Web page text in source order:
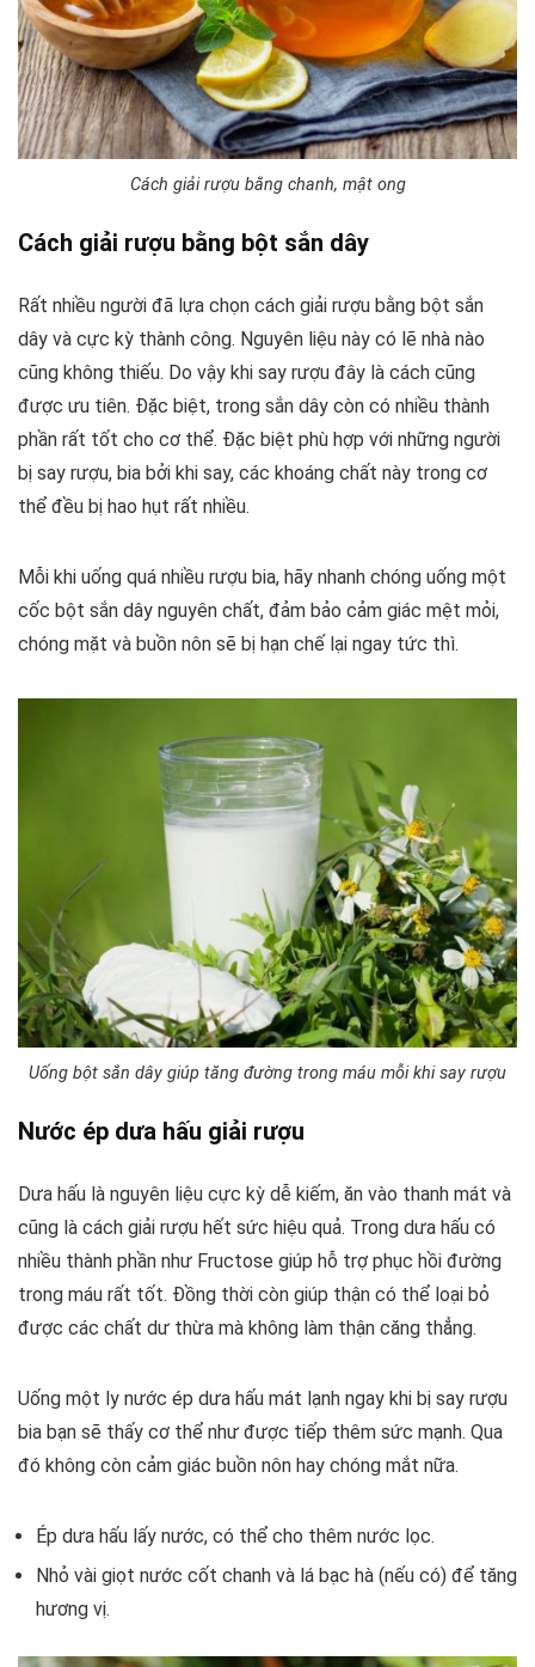
Cách giải rượu bằng chanh, mật ong
Cách giải rượu bằng bột sắn dây
Rất nhiều người đã lựa chọn cách giải rượu bằng bột sắn
dây và cực kỳ thành công. Nguyên liệu này có lẽ nhà nào
cũng không thiếu. Do vậy khi say rượu đây là cách cũng
được ưu tiên. Đặc biệt, trong sắn dây còn có nhiều thành
phần rất tốt cho cơ thể. Đặc biệt phù hợp với những người
bị say rượu, bia bởi khi say, các khoáng chất này trong cơ
thể đều bị hao hụt rất nhiều.
Mỗi khi uống quá nhiều rượu bia, hãy nhanh chóng uống một
cốc bột sắn dây nguyên chất, đảm bảo cảm giác mệt mỏi,
chóng mặt và buồn nôn sẽ bị hạn chế lại ngay tức thì.
Uống bột sắn dây giúp tăng đường trong máu mỗi khi say rượu
Nước ép dưa hấu giải rượu
Dưa hấu là nguyên liệu cực kỳ dễ kiếm, ăn vào thanh mát và
cũng là cách giải rượu hết sức hiệu quả. Trong dưa hấu có
nhiều thành phần như Fructose giúp hỗ trợ phục hồi đường
trong máu rất tốt. Đồng thời còn giúp thận có thể loại bỏ
được các chất dư thừa mà không làm thận căng thẳng.
Uống một ly nước ép dưa hấu mát lạnh ngay khi bị say rượu
bia bạn sẽ thấy cơ thể như được tiếp thêm sức mạnh. Qua
đó không còn cảm giác buồn nôn hay chóng mắt nữa.
Ép dưa hấu lấy nước, có thể cho thêm nước lọc.
Nhỏ vài giọt nước cốt chanh và lá bạc hà (nếu có) để tăng
hương vị.